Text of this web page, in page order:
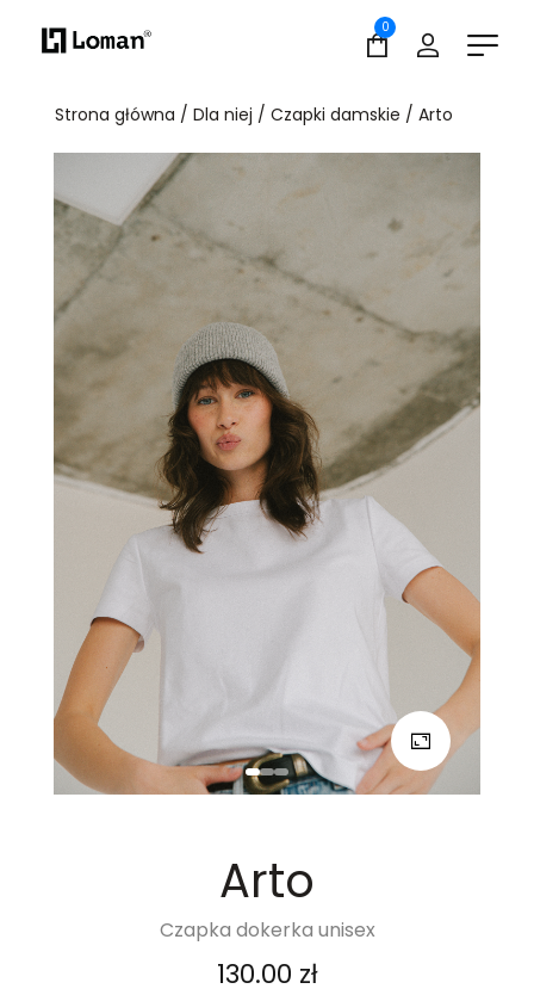
0
Strona główna / Dla niej / Czapki damskie / Arto
Loading...
Arto
Czapka dokerka unisex
130.00 zł